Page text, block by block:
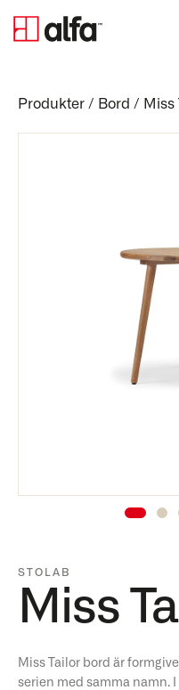
Produkter / Bord / Miss
STOLAB
Miss
Miss Tailor bord är
serien med samma namn.